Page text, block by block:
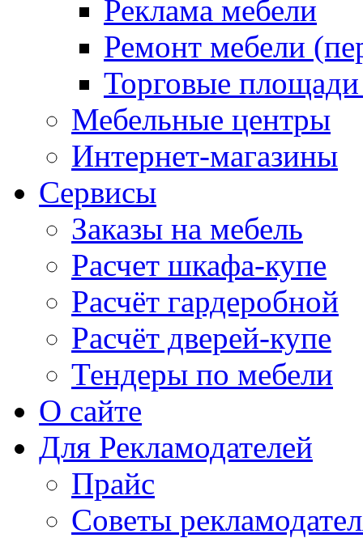
Реклама мебели
Ремонт мебели
Торговые
Мебельные центры
Интернет-магазины
Сервисы
Заказы на мебель
Расчет шкафа-купе
Расчёт гардеробной
Расчёт дверей-купе
Тендеры по мебели
О сайте
Для Рекламодателей
Прайс
Советы